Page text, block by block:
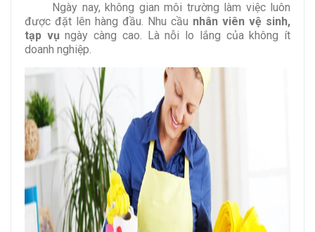
Ngày nay, không gian môi trường làm việc luôn
được đặt lên hàng đầu. Nhu cầu nhân viên vệ sinh,
tạp vụ ngày càng cao. Là nỗi lo lắng của không ít
doanh nghiệp.